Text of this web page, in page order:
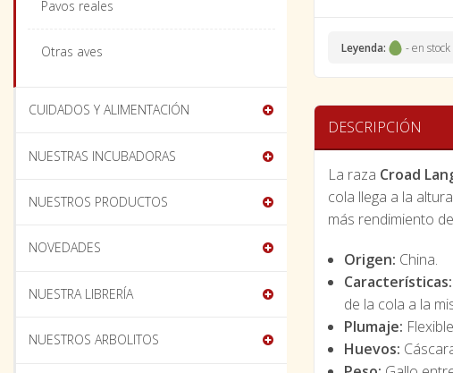
Leyenda: - en
DESCRIPCIÓN
La raza Croad
cola llega a la
más rendimiento
Origen: China.
Características:
de la cola a la
Plumaje:
Huevos:
Pavos reales
Otras aves
CUIDADOS Y ALIMENTACIÓN
NUESTRAS INCUBADORAS
NUESTROS PRODUCTOS
NOVEDADES
NUESTRA LIBRERÍA
NUESTROS ARBOLITOS